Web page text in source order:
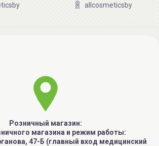
allcosmeticsby
Розничный магазин:
магазина и режим работы:
47-Б (главный вход медицинский